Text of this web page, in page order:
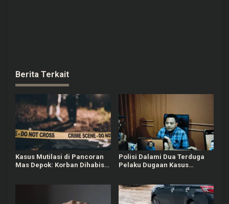
Berita Terkait
Kasus Mutilasi di Pancoran
Mas Depok: Korban Dihabisi
Polisi Dalami Dua Terduga
Pelaku Dugaan Kasus